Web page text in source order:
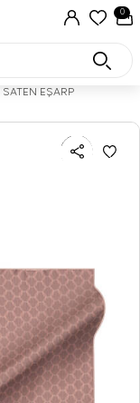
0
SATEN EŞARP